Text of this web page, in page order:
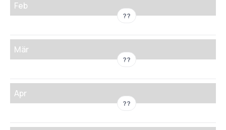
Feb
??
Mär
??
Apr
??